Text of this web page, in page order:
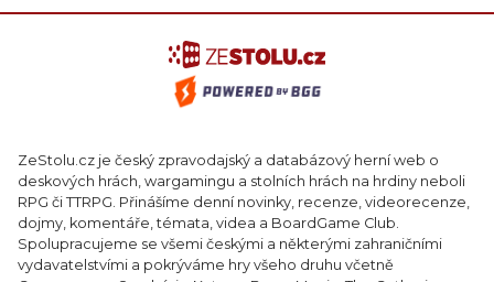
ZeStolu.cz je český zpravodajský a databázový herní web o
deskových hrách, wargamingu a stolních hrách na hrdiny neboli
RPG či TTRPG. Přinášíme denní novinky, recenze, videorecenze,
dojmy, komentáře, témata, videa a BoardGame Club.
Spolupracujeme se všemi českými a některými zahraničními
vydavatelstvími a pokrýváme hry všeho druhu včetně